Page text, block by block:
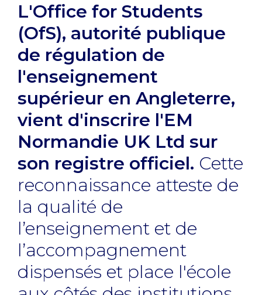
L'Office for Students
(OfS), autorité publique
de régulation de
l'enseignement
supérieur en Angleterre,
vient d'inscrire l'EM
Normandie UK Ltd sur
son registre officiel. Cette
reconnaissance atteste de
la qualité de
l’enseignement et de
l’accompagnement
dispensés et place l'école